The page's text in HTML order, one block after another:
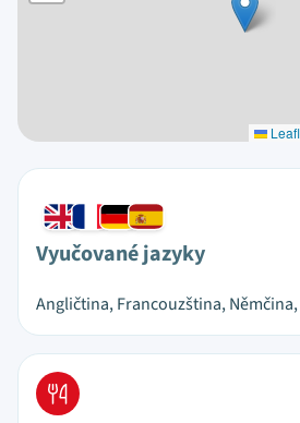
Vyučované jazyky
Angličtina, Francouzština,